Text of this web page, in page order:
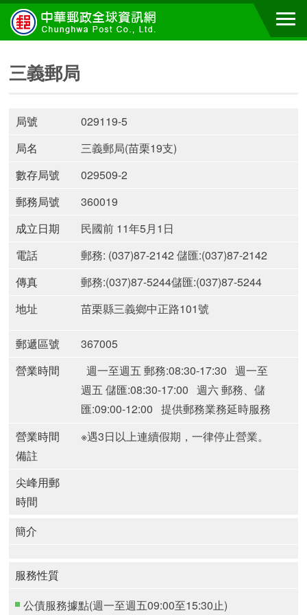
三義郵局
局號
029119-5
局名
三義郵局(苗栗19支)
數存局號
029509-2
郵務局號
360019
成立日期
民國前 11年5月1日
電話
郵務: (037)87-2142 儲匯:(037)87-2142
傳真
郵務:(037)87-5244儲匯:(037)87-5244
地址
苗栗縣三義鄉中正路101號
郵遞區號
367005
營業時間
週一至週五 郵務:08:30-17:30 週一至
週五 儲匯:08:30-17:00 週六 郵務、儲
匯:09:00-12:00 提供郵務業務延時服務
郵局(週一至週五)
營業時間
備註
※遇3日以上連續假期，一律停止營業。
尖峰用郵
時間
簡介
服務性質
公債服務據點(週一至週五09:00至15:30止)